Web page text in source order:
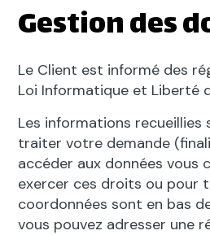
Gestion des
Le Client est informé des
Loi Informatique et Liberté
Les informations
traiter votre demande
accéder aux données
exercer ces droits ou pour
coordonnées sont en bas
vous pouvez adresser une